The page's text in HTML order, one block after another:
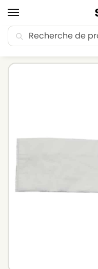
🚚 Livraison Point